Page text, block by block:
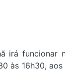
irá funcionar
às 16h30,